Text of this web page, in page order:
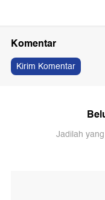
Komentar
Kirim Komentar
Jadilah